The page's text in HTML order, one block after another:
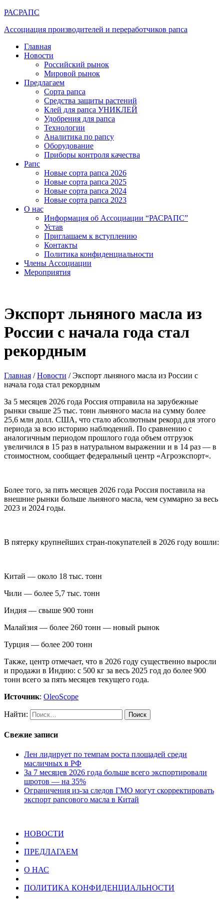
РАСРАПС
Ассоциация производителей и переработчиков рапса
Главная
Новости
Российский рынок
Мировой рынок
Предлагаем
Сорта рапса
Средства защиты растений
Клей для рапса УНИКЛЕЙ
Удобрения для рапса
Технологии
Аналитика по рапсу
Оборудование
Приборы контроля качества
Рапс
Новые сорта рапса 2026
Новые сорта рапса 2025
Новые сорта рапса 2024
Новые сорта рапса 2023
О нас
Информация об Ассоциации “РАСРАПС”
Устав
Приглашаем к вступлению
Контакты
Политика конфиденциальности
Члены Ассоциации
Мероприятия
Экспорт льняного масла из
России с начала года стал
рекордным
Главная /Новости /Экспорт льняного масла из России с
начала года стал рекордным
За 5 месяцев 2026 года Россия отправила на зарубежные
рынки свыше 25 тыс. тонн льняного масла на сумму более
25,6 млн долл. США, что стало абсолютным рекорд для этого
периода за всю историю наблюдений. По сравнению с
аналогичным периодом прошлого года объем отгрузок
увеличился в 15 раз в натуральном выражении и в 14 раз — в
стоимостном, сообщает федеральный центр «Агроэкспорт«.
Более того, за пять месяцев 2026 года Россия поставила на
внешние рынки больше льняного масла, чем суммарно за весь
2023 и 2024 годы.
В пятерку крупнейших стран-покупателей в 2026 году вошли:
Китай — около 18 тыс. тонн
Чили — более 5,7 тыс. тонн
Индия — свыше 900 тонн
Малайзия — более 260 тонн — новый рынок
Турция — более 200 тонн
Также, центр отмечает, что в 2026 году существенно выросли
и продажи в Индию: с 500 кг за весь 2025 год до более 900
тонн всего за пять месяцев текущего года.
Источник: OleoScope
Найти:
Свежие записи
Лен лидирует по темпам роста площадей среди
масличных в РФ
За 7 месяцев 2026 года больше всего экспортировали
шротов — на 35%
Ограничения из-за следов ГМО могут скорректировать
экспорт рапсового масла в Китай
НОВОСТИ
ПРЕДЛАГАЕМ
О НАС
ПОЛИТИКА КОНФИДЕНЦИАЛЬНОСТИ